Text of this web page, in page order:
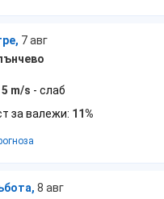
7 авг
5 m/s - слаб
за валежи: 11%
8 авг